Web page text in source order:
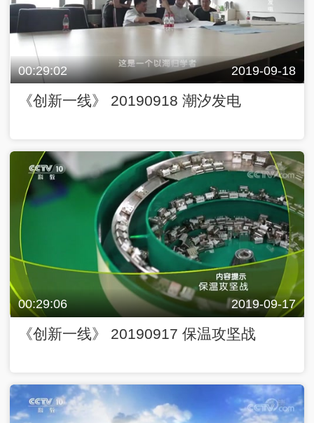
00:29:02 2019-09-18
《创新一线》 20190918 潮汐发电
00:29:06 2019-09-17
《创新一线》 20190917 保温攻坚战